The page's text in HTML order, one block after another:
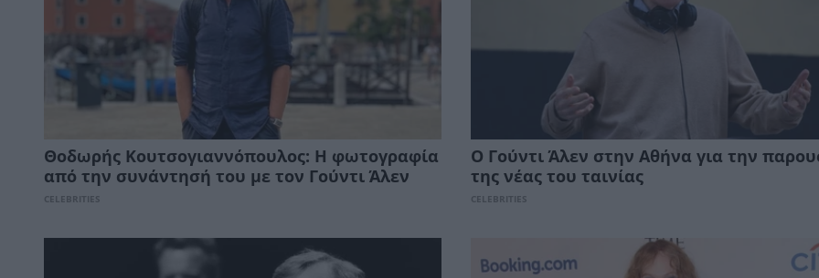
Θοδωρής Κουτσογιαννόπουλος: Η φωτογραφία
από την συνάντησή του με τον Γούντι Άλεν
CELEBRITIES
Ο Γούντι Άλεν στην Αθήνα για την
της νέας του ταινίας
CELEBRITIES